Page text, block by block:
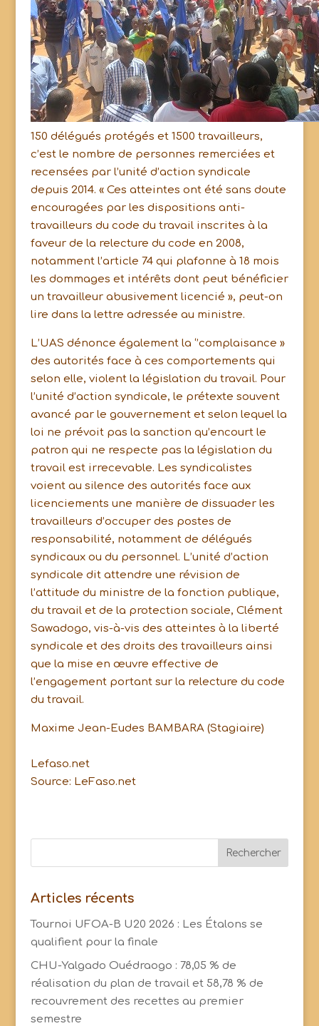
150 délégués protégés et 1500 travailleurs,
c’est le nombre de personnes remerciées et
recensées par l’unité d’action syndicale
depuis 2014. « Ces atteintes ont été sans doute
encouragées par les dispositions anti-
travailleurs du code du travail inscrites à la
faveur de la relecture du code en 2008,
notamment l’article 74 qui plafonne à 18 mois
les dommages et intérêts dont peut bénéficier
un travailleur abusivement licencié », peut-on
lire dans la lettre adressée au ministre.
L’UAS dénonce également la ‘’complaisance »
des autorités face à ces comportements qui
selon elle, violent la législation du travail. Pour
l’unité d’action syndicale, le prétexte souvent
avancé par le gouvernement et selon lequel la
loi ne prévoit pas la sanction qu’encourt le
patron qui ne respecte pas la législation du
travail est irrecevable. Les syndicalistes
voient au silence des autorités face aux
licenciements une manière de dissuader les
travailleurs d’occuper des postes de
responsabilité, notamment de délégués
syndicaux ou du personnel. L’unité d’action
syndicale dit attendre une révision de
l’attitude du ministre de la fonction publique,
du travail et de la protection sociale, Clément
Sawadogo, vis-à-vis des atteintes à la liberté
syndicale et des droits des travailleurs ainsi
que la mise en œuvre effective de
l’engagement portant sur la relecture du code
du travail.
Maxime Jean-Eudes BAMBARA (Stagiaire)
Lefaso.net
Source: LeFaso.net
Articles récents
Tournoi UFOA-B U20 2026 : Les Étalons se
qualifient pour la finale
CHU-Yalgado Ouédraogo : 78,05 % de
réalisation du plan de travail et 58,78 % de
recouvrement des recettes au premier
semestre